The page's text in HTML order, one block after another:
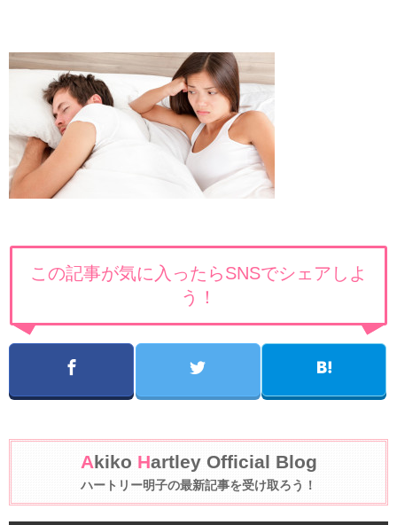
この記事が気に入ったらSNSでシェアしよ
う！
Akiko Hartley Official Blog
ハートリー明子の最新記事を受け取ろう！